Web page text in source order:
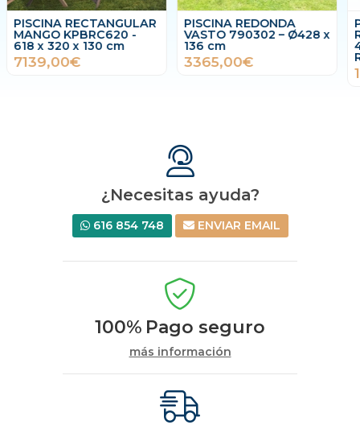
PISCINA REDONDA
VASTO 790302 – Ø428 x
136 cm
3365,00€
PISCINA MINT 788032
RECTANGULAR 1010 x
418 x 146cm + REGALO
ROBOT LIMPIAFONDOS
14799,00€
¿Necesitas ayuda?
616 854 748 ENVIAR EMAIL
100% Pago seguro
más información